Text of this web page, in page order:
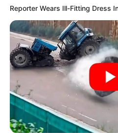
Reporter Wears Ill-Fitting Dress